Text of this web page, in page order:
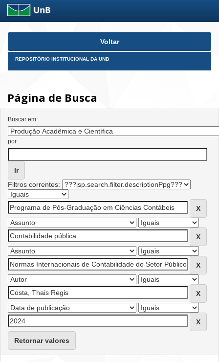
Skip
Voltar
REPOSITÓRIO INSTITUCIONAL DA UNB
Página de Busca
Buscar em:
por
Filtros correntes:
Retornar valores